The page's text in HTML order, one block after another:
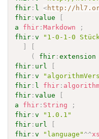
fhir : l <http://
fhir :value
a
fhir :Markdown
;
fhir :v "1-0-1-0
(
fhir :extension
fhir : url
fhir :v
fhir : l fhir :
fhir :value
a
fhir : String
;
fhir :v "1.0.1"
fhir : url
fhir :v "language" ^^